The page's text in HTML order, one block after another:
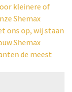
kleinere of
Shemax
ons op, wij staan
Shemax
de meest